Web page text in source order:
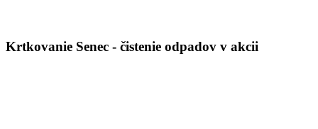
Krtkovanie Senec - čistenie odpadov v akcii